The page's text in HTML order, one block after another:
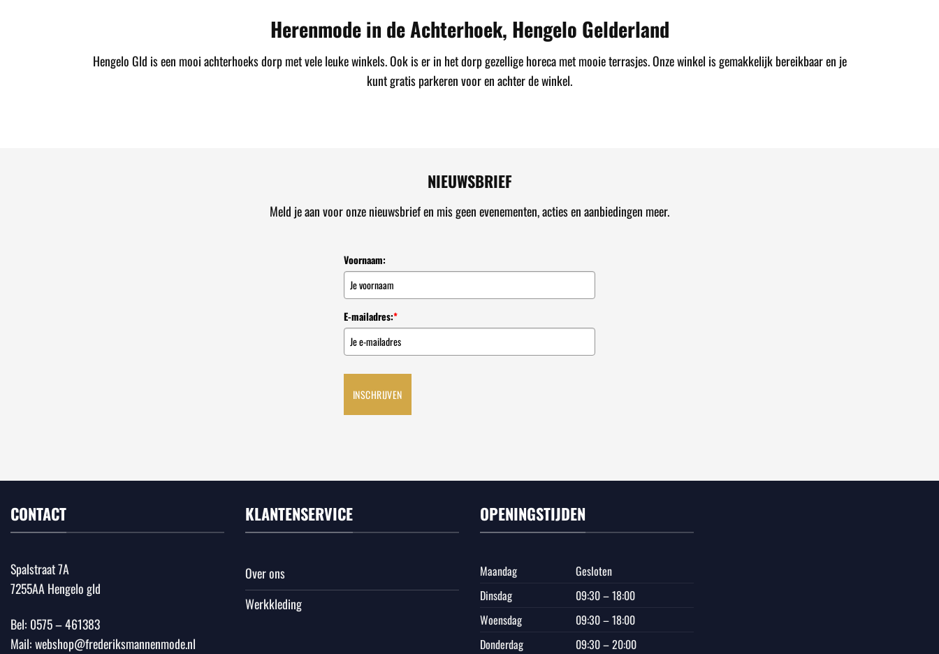
Herenmode in de Achterhoek, Hengelo Gelderland
Hengelo Gld is een mooi achterhoeks dorp met vele leuke winkels. Ook is er in het dorp gezellige horeca met mooie terrasjes. Onze winkel is gemakkelijk bereikbaar en je
kunt gratis parkeren voor en achter de winkel.
NIEUWSBRIEF
Meld je aan voor onze nieuwsbrief en mis geen evenementen, acties en aanbiedingen meer.
Voornaam:
E-mailadres:*
INSCHRIJVEN
CONTACT
Spalstraat 7A
7255AA Hengelo gld
Bel: 0575 – 461383
Mail:webshop@frederiksmannenmode.nl
KLANTENSERVICE
Over ons
Werkkleding
OPENINGSTIJDEN
Maandag
Gesloten
Dinsdag
09:30 – 18:00
Woensdag
09:30 – 18:00
Donderdag
09:30 – 20:00